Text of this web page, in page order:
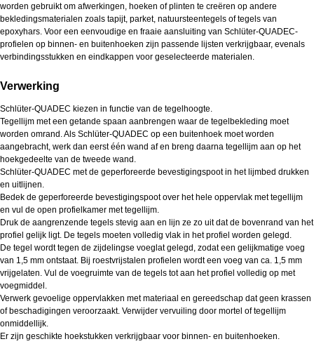
worden gebruikt om afwerkingen, hoeken of plinten te creëren op andere
bekledingsmaterialen zoals tapijt, parket, natuursteentegels of tegels van
epoxyhars. Voor een eenvoudige en fraaie aansluiting van Schlüter-QUADEC-
profielen op binnen- en buitenhoeken zijn passende lijsten verkrijgbaar, evenals
verbindingsstukken en eindkappen voor geselecteerde materialen.
Verwerking
Schlüter-QUADEC kiezen in functie van de tegelhoogte.
Tegellijm met een getande spaan aanbrengen waar de tegelbekleding moet
worden omrand. Als Schlüter-QUADEC op een buitenhoek moet worden
aangebracht, werk dan eerst één wand af en breng daarna tegellijm aan op het
hoekgedeelte van de tweede wand.
Schlüter-QUADEC met de geperforeerde bevestigingspoot in het lijmbed drukken
en uitlijnen.
Bedek de geperforeerde bevestigingspoot over het hele oppervlak met tegellijm
en vul de open profielkamer met tegellijm.
Druk de aangrenzende tegels stevig aan en lijn ze zo uit dat de bovenrand van het
profiel gelijk ligt. De tegels moeten volledig vlak in het profiel worden gelegd.
De tegel wordt tegen de zijdelingse voeglat gelegd, zodat een gelijkmatige voeg
van 1,5 mm ontstaat. Bij roestvrijstalen profielen wordt een voeg van ca. 1,5 mm
vrijgelaten. Vul de voegruimte van de tegels tot aan het profiel volledig op met
voegmiddel.
Verwerk gevoelige oppervlakken met materiaal en gereedschap dat geen krassen
of beschadigingen veroorzaakt. Verwijder vervuiling door mortel of tegellijm
onmiddellijk.
Er zijn geschikte hoekstukken verkrijgbaar voor binnen- en buitenhoeken.